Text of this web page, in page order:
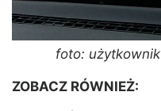
foto:
ZOBACZ RÓWNIEŻ: